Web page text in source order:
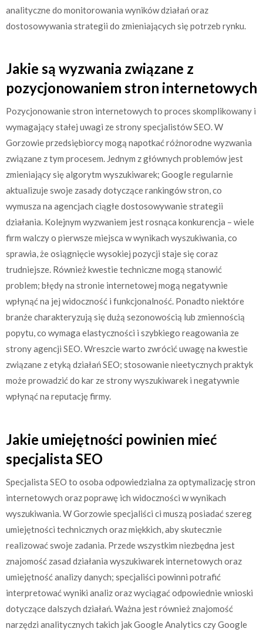
analityczne do monitorowania wyników działań oraz
dostosowywania strategii do zmieniających się potrzeb rynku.
Jakie są wyzwania związane z
pozycjonowaniem stron internetowych
Pozycjonowanie stron internetowych to proces skomplikowany i
wymagający stałej uwagi ze strony specjalistów SEO. W
Gorzowie przedsiębiorcy mogą napotkać różnorodne wyzwania
związane z tym procesem. Jednym z głównych problemów jest
zmieniający się algorytm wyszukiwarek; Google regularnie
aktualizuje swoje zasady dotyczące rankingów stron, co
wymusza na agencjach ciągłe dostosowywanie strategii
działania. Kolejnym wyzwaniem jest rosnąca konkurencja – wiele
firm walczy o pierwsze miejsca w wynikach wyszukiwania, co
sprawia, że osiągnięcie wysokiej pozycji staje się coraz
trudniejsze. Również kwestie techniczne mogą stanowić
problem; błędy na stronie internetowej mogą negatywnie
wpłynąć na jej widoczność i funkcjonalność. Ponadto niektóre
branże charakteryzują się dużą sezonowością lub zmiennością
popytu, co wymaga elastyczności i szybkiego reagowania ze
strony agencji SEO. Wreszcie warto zwrócić uwagę na kwestie
związane z etyką działań SEO; stosowanie nieetycznych praktyk
może prowadzić do kar ze strony wyszukiwarek i negatywnie
wpłynąć na reputację firmy.
Jakie umiejętności powinien mieć
specjalista SEO
Specjalista SEO to osoba odpowiedzialna za optymalizację stron
internetowych oraz poprawę ich widoczności w wynikach
wyszukiwania. W Gorzowie specjaliści ci muszą posiadać szereg
umiejętności technicznych oraz miękkich, aby skutecznie
realizować swoje zadania. Przede wszystkim niezbędna jest
znajomość zasad działania wyszukiwarek internetowych oraz
umiejętność analizy danych; specjaliści powinni potrafić
interpretować wyniki analiz oraz wyciągać odpowiednie wnioski
dotyczące dalszych działań. Ważna jest również znajomość
narzędzi analitycznych takich jak Google Analytics czy Google